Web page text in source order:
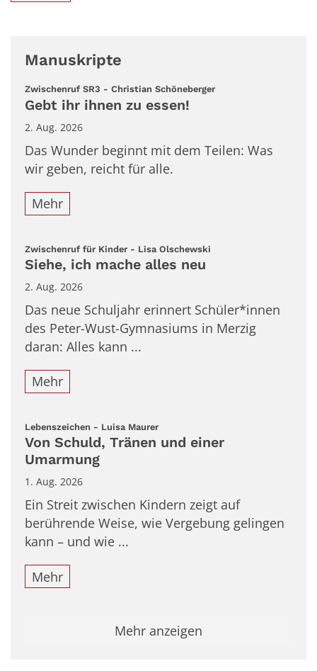
Manuskripte
Zwischenruf SR3 - Christian Schöneberger:
Gebt ihr ihnen zu essen!
2. Aug. 2026
Das Wunder beginnt mit dem Teilen: Was
wir geben, reicht für alle.
Mehr
Zwischenruf für Kinder - Lisa Olschewski
Siehe, ich mache alles neu
2. Aug. 2026
Das neue Schuljahr erinnert Schüler*innen
des Peter-Wust-Gymnasiums in Merzig
daran: Alles kann ...
Mehr
Lebenszeichen - Luisa Maurer:
Von Schuld, Tränen und einer
Umarmung
1. Aug. 2026
Ein Streit zwischen Kindern zeigt auf
berührende Weise, wie Vergebung gelingen
kann – und wie ...
Mehr
Mehr anzeigen